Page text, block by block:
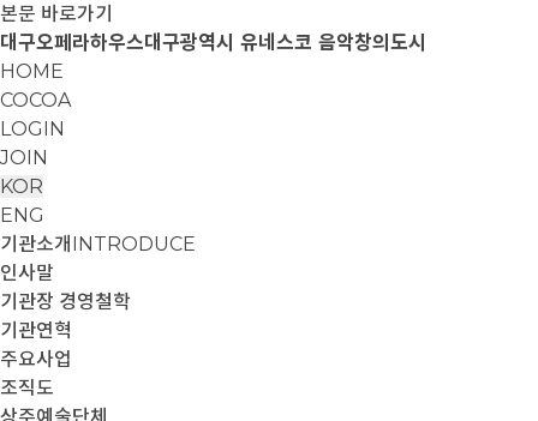
본문 바로가기
대구오페라하우스대구광역시 유네스코 음악창의도시
HOME
COCOA
LOGIN
JOIN
KOR
ENG
기관소개 INTRODUCE
인사말
기관장 경영철학
기관연혁
주요사업
조직도